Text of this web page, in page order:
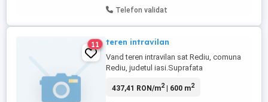
Telefon validat
11 teren intravilan
Vand teren intravilan sat Rediu, comuna
Rediu, judetul iasi.Suprafata
curenta,gaz,electricitate,telefonie,cablu.Se
437,41 RON/m2| 600 m2